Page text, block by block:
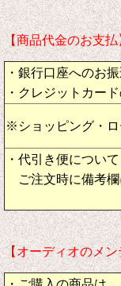
【商品代金のお支払
・銀行口座へのお
・クレジットカー
※ショッピング・
・代引き便につい
ご注文時に備考欄
【オーディオのメ